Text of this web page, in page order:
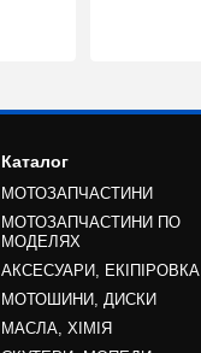
Каталог
МОТОЗАПЧАСТИНИ
МОТОЗАПЧАСТИНИ ПО
МОДЕЛЯХ
АКСЕСУАРИ, ЕКІПІРОВКА
МОТОШИНИ, ДИСКИ
МАСЛА, ХІМІЯ